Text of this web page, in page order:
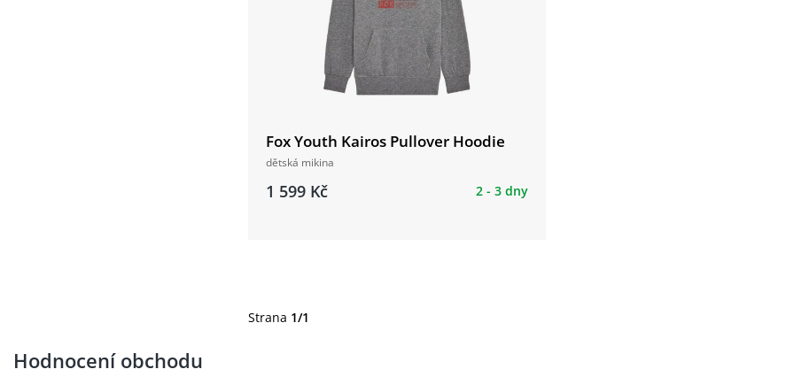
Fox Youth Kairos Pullover Hoodie
dětská mikina
1 599 Kč 2 - 3 dny
Strana 1/1
Hodnocení obchodu